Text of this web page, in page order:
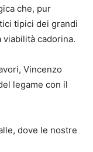
che, pur
tipici dei grandi
cadorina.
Vincenzo
legame con il
dove le nostre